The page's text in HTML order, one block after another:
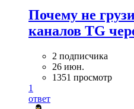
Почему не
каналов TG
2 подписчика
26 июн.
1351 просмотр
1
ответ